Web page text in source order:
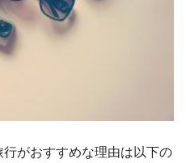
がおすすめな理由は以下の